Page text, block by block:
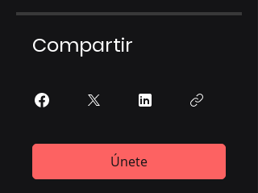
Compartir
Únete